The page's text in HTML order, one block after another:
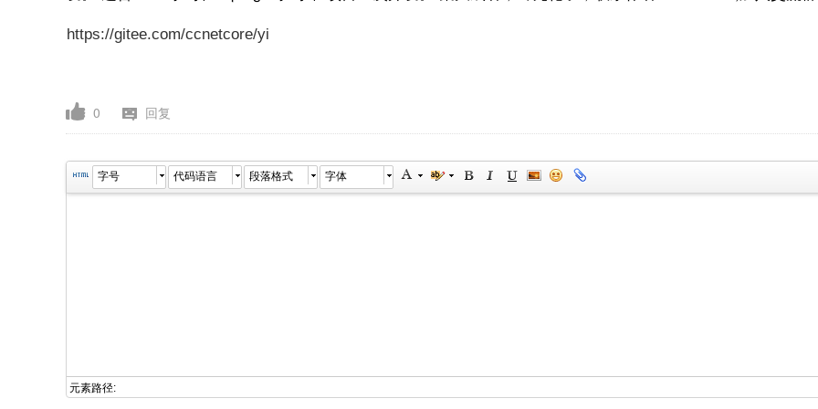
https://gitee.com/ccnetcore/yi
0 回复
字号 代码语言 段落格式 字体
元素路径: